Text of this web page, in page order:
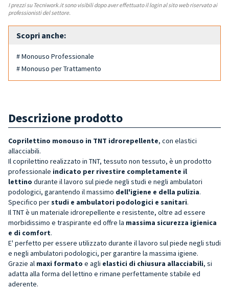
I prezzi su Tecniwork.it sono visibili dopo aver effettuato il login al sito web riservato ai
professionisti del settore.
Scopri anche:
# Monouso Professionale
# Monouso per Trattamento
Descrizione prodotto
Coprilettino monouso in TNT idrorepellente, con elastici
allacciabili.
Il coprilettino realizzato in TNT, tessuto non tessuto, è un prodotto
professionale indicato per rivestire completamente il
lettino durante il lavoro sul piede negli studi e negli ambulatori
podologici, garantendo il massimo dell'igiene e della pulizia.
Specifico perstudi e ambulatori podologici e sanitari.
Il TNT è un materiale idrorepellente e resistente, oltre ad essere
morbidissimo e traspirante ed offre la massima sicurezza igienica
e di comfort.
E' perfetto per essere utilizzato durante il lavoro sul piede negli studi
e negli ambulatori podologici, per garantire la massima igiene.
Grazie al maxi formato e agli elastici di chiusura allacciabili, si
adatta alla forma del lettino e rimane perfettamente stabile ed
aderente.